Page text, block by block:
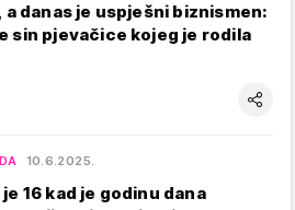
a danas je uspješni biznismen:
sin pjevačice kojeg je rodila
10.6.2025.
je 16 kad je godinu dana